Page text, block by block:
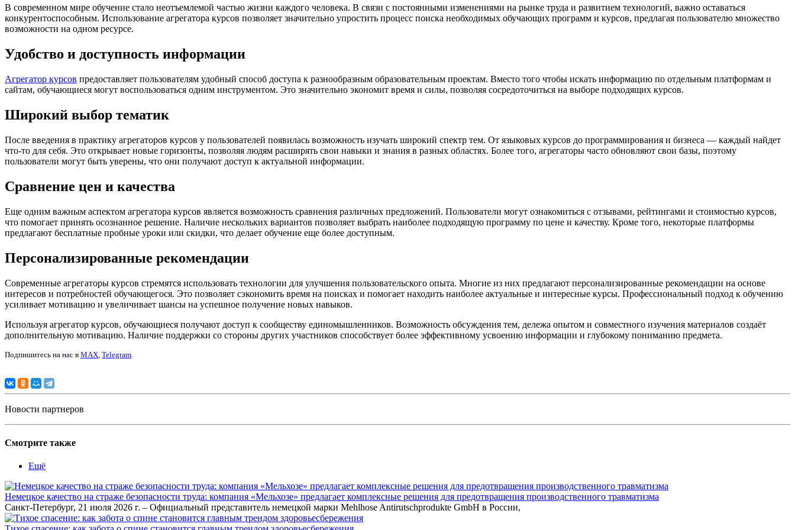
В современном мире обучение стало неотъемлемой частью жизни каждого человека. В связи с постоянными изменениями на рынке труда и развитием технологий, важно оставаться
конкурентоспособным. Использование агрегатора курсов позволяет значительно упростить процесс поиска необходимых обучающих программ и курсов, предлагая пользователю множество
возможности на одном ресурсе.
Удобство и доступность информации
Агрегатор курсов предоставляет пользователям удобный способ доступа к разнообразным образовательным проектам. Вместо того чтобы искать информацию по отдельным платформам и
сайтам, обучающиеся могут воспользоваться одним инструментом. Это значительно экономит время и силы, позволяя сосредоточиться на выборе подходящих курсов.
Широкий выбор тематик
После введения в практику агрегаторов курсов у пользователей появилась возможность изучать широкий спектр тем. От языковых курсов до программирования и бизнеса — каждый найдет
что-то для себя. Это открывает новые горизонты, позволяя людям расширять свои навыки и знания в разных областях. Более того, агрегаторы часто обновляют свои базы, поэтому
пользователи могут быть уверены, что они получают доступ к актуальной информации.
Сравнение цен и качества
Еще одним важным аспектом агрегатора курсов является возможность сравнения различных предложений. Пользователи могут ознакомиться с отзывами, рейтингами и стоимостью курсов,
что помогает принять осознанное решение. Наличие нескольких вариантов позволяет выбрать наиболее подходящую программу по цене и качеству. Кроме того, некоторые платформы
предлагают бесплатные пробные уроки или скидки, что делает обучение еще более доступным.
Персонализированные рекомендации
Современные агрегаторы курсов стремятся использовать технологии для улучшения пользовательского опыта. Многие из них предлагают персонализированные рекомендации на основе
интересов и потребностей обучающегося. Это позволяет сэкономить время на поисках и помогает находить наиболее актуальные и интересные курсы. Профессиональный подход к обучению
усиливает мотивацию и увеличивает шансы на успешное получение новых навыков.
Используя агрегатор курсов, обучающиеся получают доступ к сообществу единомышленников. Возможность обсуждения тем, дележа опытом и совместного изучения материалов создаёт
дополнительную мотивацию. Наличие поддержки со стороны других участников способствует более эффективному усвоению информации и глубокому пониманию предмета.
Подпишитесь на нас в MAX Telegram
Новости партнеров
Смотрите также
Ещё
Немецкое качество на страже безопасности труда: компания «Мельхозе» предлагает комплексные решения для предотвращения производственного травматизма
Санкт-Петербург, 21 июля 2026 г. – Официальный представитель немецкой марки Mehlhose Antirutschprodukte GmbH в России,